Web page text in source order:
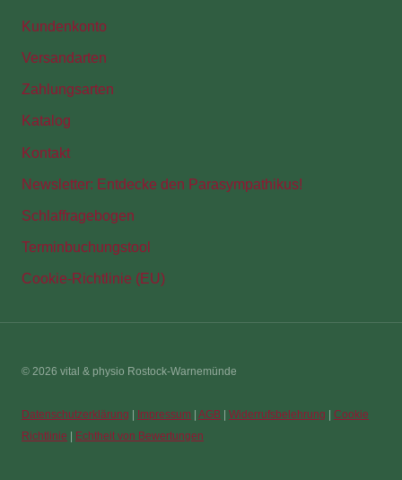
Kundenkonto
Versandarten
Zahlungsarten
Katalog
Kontakt
Newsletter: Entdecke den Parasympathikus!
Schlaffragebogen
Terminbuchungstool
Cookie-Richtlinie (EU)
© 2026 vital & physio Rostock-Warnemünde
Datenschutzerklärung Impressum AGB Widerrufsbelehrung
Cookie
Richtlinie
Echtheit von Bewertungen